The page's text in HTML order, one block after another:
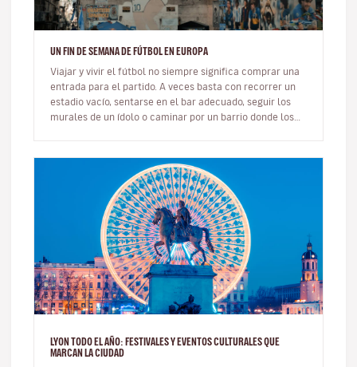
UN FIN DE SEMANA DE FÚTBOL EN EUROPA
Viajar y vivir el fútbol no siempre significa comprar una
entrada para el partido. A veces basta con recorrer un
estadio vacío, sentarse en el bar adecuado, seguir los
murales de un ídolo o caminar por un barrio donde los
LYON TODO EL AÑO: FESTIVALES Y EVENTOS CULTURALES QUE
MARCAN LA CIUDAD